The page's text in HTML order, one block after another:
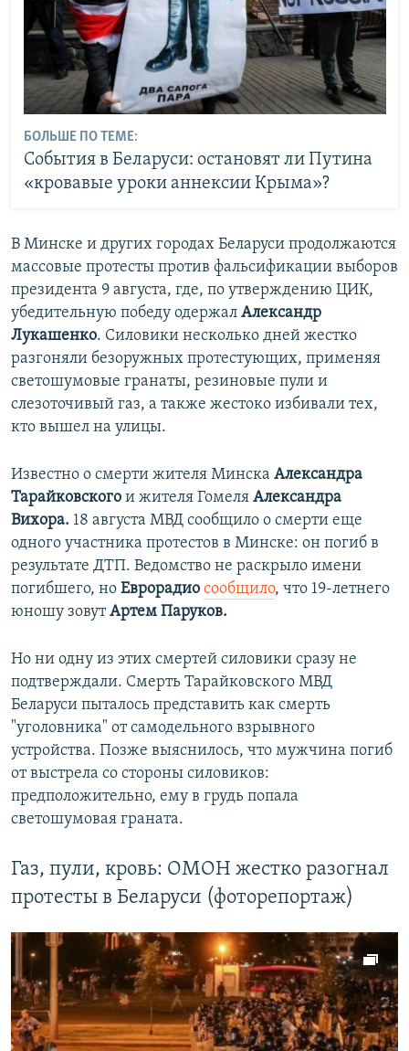
БОЛЬШЕ ПО ТЕМЕ:
События в Беларуси: остановят ли Путина
«кровавые уроки аннексии Крыма»?
В Минске и других городах Беларуси продолжаются
массовые протесты против фальсификации выборов
президента 9 августа, где, по утверждению ЦИК,
убедительную победу одержал Александр
Лукашенко. Силовики несколько дней жестко
разгоняли безоружных протестующих, применяя
светошумовые гранаты, резиновые пули и
слезоточивый газ, а также жестоко избивали тех,
кто вышел на улицы.
Известно о смерти жителя Минска Александра
Тарайковского и жителя Гомеля Александра
Вихора. 18 августа МВД сообщило о смерти еще
одного участника протестов в Минске: он погиб в
результате ДТП. Ведомство не раскрыло имени
погибшего, но Еврорадио сообщило, что 19-летнего
юношу зовутАртем Паруков.
Но ни одну из этих смертей силовики сразу не
подтверждали. Смерть Тарайковского МВД
Беларуси пыталось представить как смерть
"уголовника" от самодельного взрывного
устройства. Позже выяснилось, что мужчина погиб
от выстрела со стороны силовиков:
предположительно, ему в грудь попала
светошумовая граната.
Газ, пули, кровь: ОМОН жестко разогнал
протесты в Беларуси (фоторепортаж)